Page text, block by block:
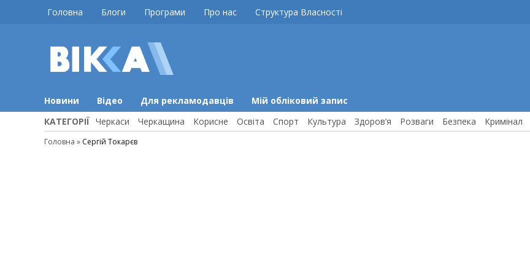
Головна Блоги Програми Про нас Структура Власності
Новини Відео Для рекламодавців Мій обліковий запис
КАТЕГОРІЇ Черкаси Черкащина Корисне Освіта Спорт Культура Здоров’я Розваги Безпека Кримінал
Головна » Сергій Токарєв